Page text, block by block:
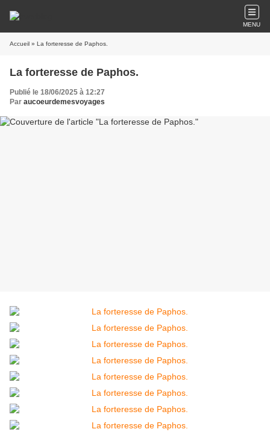
MENU
Accueil » La forteresse de Paphos.
La forteresse de Paphos.
Publié le 18/06/2025 à 12:27
Par aucoeurdemesvoyages